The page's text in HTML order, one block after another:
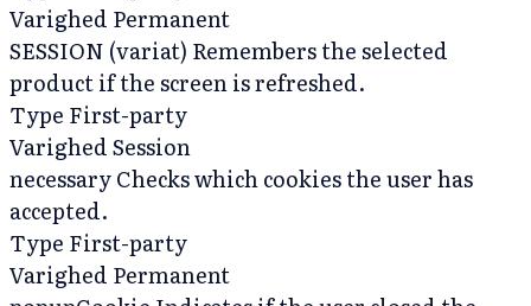
Varighed Permanent
SESSION (variat) Remembers the selected
product if the screen is refreshed.
Type First-party
VarighedSession
necessaryChecks which cookies the user has
accepted.
Type First-party
Varighed Permanent